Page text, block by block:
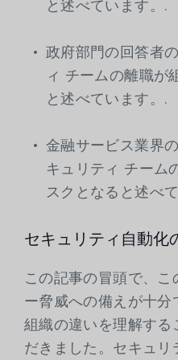
と述べています。.
政府部門の回答者
ィ チームの離職が
と述べています。.
金融サービス業界
キュリティ チーム
スクとなると述べ
セキュリティ自動化
この記事の冒頭で、
ー脅威への備えが十
組織の違いを理解する
だきました。セキュ